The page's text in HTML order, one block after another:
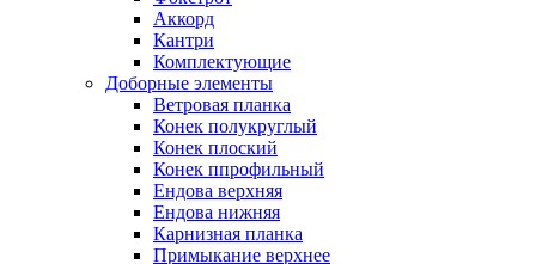
Аккорд
Кантри
Комплектующие
Доборные элементы
Ветровая планка
Конек полукруглый
Конек плоский
Конек ппрофильный
Ендова верхняя
Ендова нижняя
Карнизная планка
Примыкание верхнее